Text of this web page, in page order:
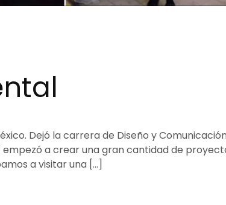
Dejó la carrera de Diseño y
a crear una gran cantidad de
a visitar una […]